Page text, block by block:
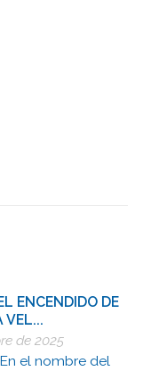
ENCENDIDO DE
VEL...
de 2025
el nombre del